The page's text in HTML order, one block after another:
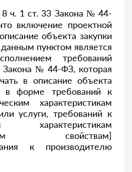
8 ч. 1 ст. 33 Закона № 44-
включение проектной
объекта закупки
данным пунктом является
требований
№ 44-ФЗ, которая
в описание объекта
в форме требований к
характеристикам
услуги, требований к
характеристикам
свойствам]
к производителю